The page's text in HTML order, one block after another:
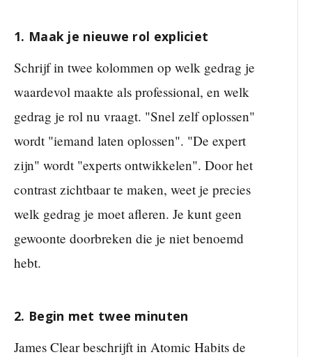
1. Maak je nieuwe rol expliciet
Schrijf in twee kolommen op welk gedrag je
waardevol maakte als professional, en welk
gedrag je rol nu vraagt. "Snel zelf oplossen"
wordt "iemand laten oplossen". "De expert
zijn" wordt "experts ontwikkelen". Door het
contrast zichtbaar te maken, weet je precies
welk gedrag je moet afleren. Je kunt geen
gewoonte doorbreken die je niet benoemd
hebt.
2. Begin met twee minuten
James Clear beschrijft in Atomic Habits de